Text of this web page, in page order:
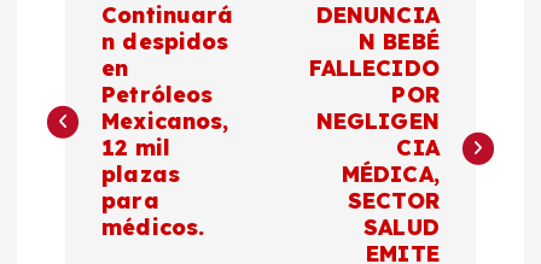
v
Continuará
n despidos
en
Petróleos
Mexicanos,
12 mil
plazas
para
médicos.
DENUNCIA
N BEBÉ
FALLECIDO
POR
NEGLIGEN
CIA
MÉDICA,
SECTOR
SALUD
EMITE